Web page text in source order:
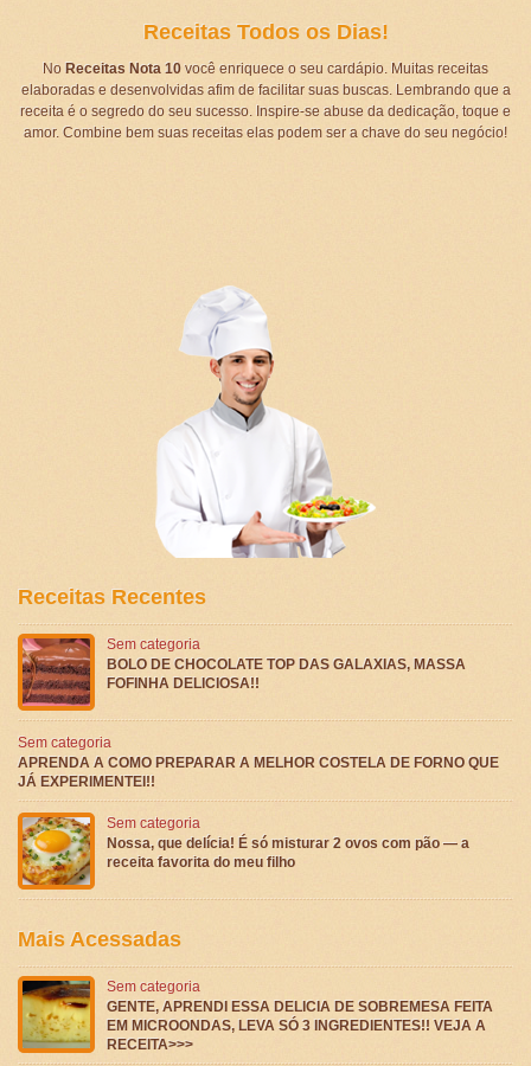
Receitas Todos os Dias!
No Receitas Nota 10você enriquece o seu cardápio. Muitas receitas
elaboradas e desenvolvidas afim de facilitar suas buscas. Lembrando que a
receita é o segredo do seu sucesso. Inspire-se abuse da dedicação, toque e
amor. Combine bem suas receitas elas podem ser a chave do seu negócio!
Receitas Recentes
Sem categoria
BOLO DE CHOCOLATE TOP DAS GALAXIAS, MASSA
FOFINHA DELICIOSA!!
Sem categoria
APRENDA A COMO PREPARAR A MELHOR COSTELA DE FORNO QUE
JÁ EXPERIMENTEI!!
Sem categoria
Nossa, que delícia! É só misturar 2 ovos com pão — a
receita favorita do meu filho
Mais Acessadas
Sem categoria
GENTE, APRENDI ESSA DELICIA DE SOBREMESA FEITA
EM MICROONDAS, LEVA SÓ 3 INGREDIENTES!! VEJA A
RECEITA>>>